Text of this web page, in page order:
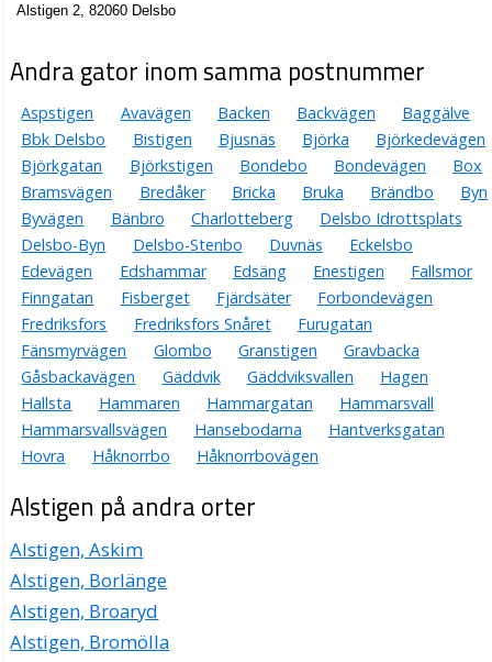
Alstigen 2, 82060 Delsbo
Andra gator inom samma postnummer
Aspstigen Avavägen Backen Backvägen
Baggälve
Bbk Delsbo
Bistigen Bjusnäs Björka
Björkedevägen
Björkgatan
Björkstigen Bondebo Bondevägen
Box
Bramsvägen
Bredåker Bricka Bruka Brändbo
Byn
Byvägen
Bänbro Charlotteberg
Delsbo Idrottsplats
Delsbo-Byn
Delsbo-Stenbo Duvnäs
Eckelsbo
Edevägen
Edshammar Edsäng Enestigen
Fallsmor
Finngatan
Fisberget Fjärdsäter
Forbondevägen
Fredriksfors
Fredriksfors Snåret
Furugatan
Fänsmyrvägen
Glombo Granstigen
Gravbacka
Gåsbackavägen
Gäddvik Gäddviksvallen
Hagen
Hallsta
Hammaren Hammargatan
Hammarsvall
Hammarsvallsvägen
Hansebodarna
Hantverksgatan
Hovra
Håknorrbo Håknorrbovägen
Alstigen på andra orter
Alstigen, Askim
Alstigen, Borlänge
Alstigen, Broaryd
Alstigen, Bromölla